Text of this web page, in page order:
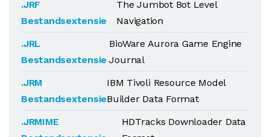
.JRF
Bestandsextensie
The Jumbot Bot Level
Navigation
.JRL
Bestandsextensie
BioWare Aurora Game Engine
Journal
.JRM
Bestandsextensie
IBM Tivoli Resource Model
Builder Data Format
.JRMIME
HDTracks Downloader Data